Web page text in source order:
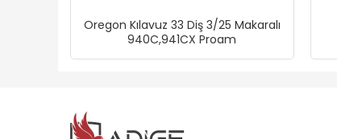
Oregon Kılavuz 33 Diş 3/25 Makaralı
940C,941CX Proam